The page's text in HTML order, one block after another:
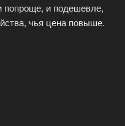
попроще, и подешевле,
чья цена повыше.